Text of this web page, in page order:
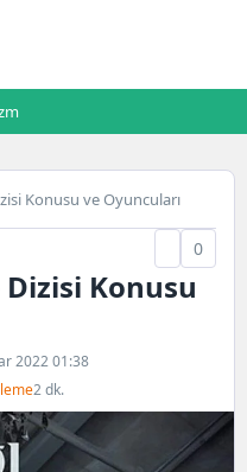
Konusu ve Oyuncuları
0
Konusu
2022 01:38
2 dk.